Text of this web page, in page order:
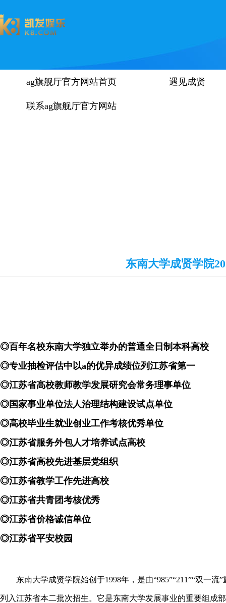
ag旗舰厅官方网站首页 遇见成贤
联系ag旗舰厅官方网站
东南大学成贤学院
◎百年名校东南大学独立举办的普通全日制本科高校
◎专业抽检评估中以a的优异成绩位列江苏省第一
◎江苏省高校教师教学发展研究会常务理事单位
◎国家事业单位法人治理结构建设试点单位
◎高校毕业生就业创业工作考核优秀单位
◎江苏省服务外包人才培养试点高校
◎江苏省高校先进基层党组织
◎江苏省教学工作先进高校
◎江苏省共青团考核优秀
◎江苏省价格诚信单位
◎江苏省平安校园
东南大学成贤学院始创于1998年，是由“985”“211”“双一
列入江苏省本二批次招生。它是东南大学发展事业的重要组成